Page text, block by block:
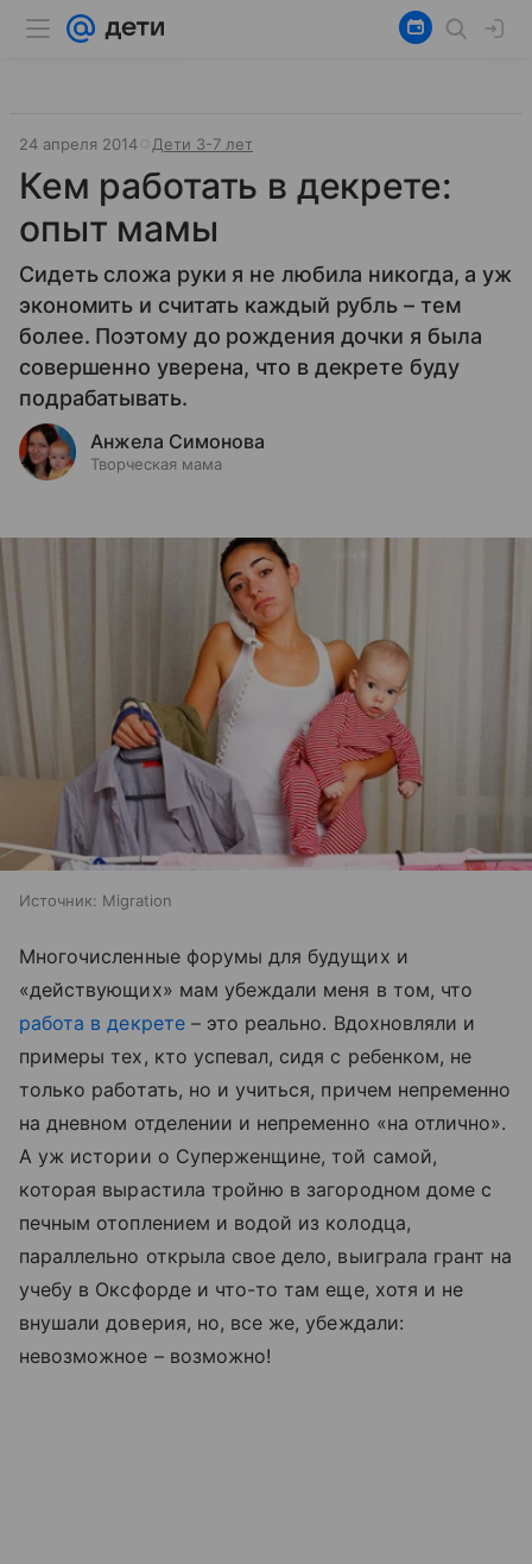
24 апреля 2014 Дети 3-7 лет
Кем работать в декрете:
опыт мамы
Сидеть сложа руки я не любила никогда, а уж
экономить и считать каждый рубль – тем
более. Поэтому до рождения дочки я была
совершенно уверена, что в декрете буду
подрабатывать.
Анжела Симонова
Творческая мама
Источник: Migration
Многочисленные форумы для будущих и
«действующих» мам убеждали меня в том, что
работа в декрете– это реально. Вдохновляли и
примеры тех, кто успевал, сидя с ребенком, не
только работать, но и учиться, причем непременно
на дневном отделении и непременно «на отлично».
А уж истории о Суперженщине, той самой,
которая вырастила тройню в загородном доме с
печным отоплением и водой из колодца,
параллельно открыла свое дело, выиграла грант на
учебу в Оксфорде и что-то там еще, хотя и не
внушали доверия, но, все же, убеждали:
невозможное – возможно!